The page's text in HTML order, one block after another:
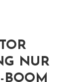
NUR
BOOM